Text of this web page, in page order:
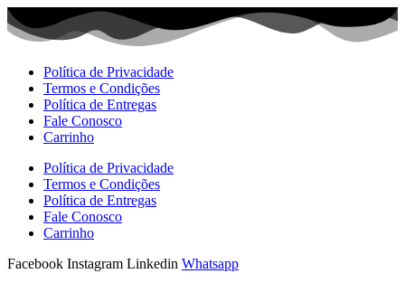
Ir
para
Política de Privacidade
Termos e Condições
Política de Entregas
Fale Conosco
Carrinho
Política de Privacidade
Termos e Condições
Política de Entregas
Fale Conosco
Carrinho
Facebook Instagram Linkedin Whatsapp